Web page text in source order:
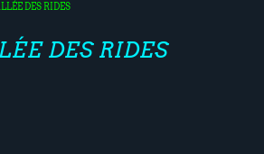
DES RIDES
DES RIDES